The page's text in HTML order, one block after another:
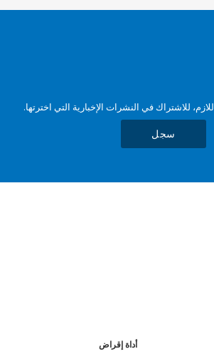
للاشتراك في النشرات الإخبارية التي اخترتها.
سجل
أداة إقراض